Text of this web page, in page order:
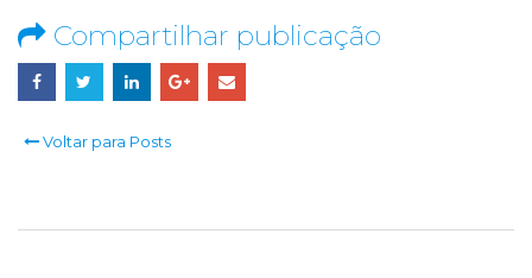
Compartilhar publicação
Voltar para Posts